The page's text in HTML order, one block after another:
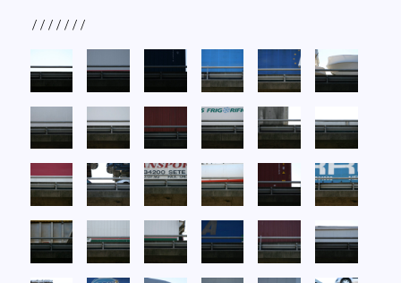
///////